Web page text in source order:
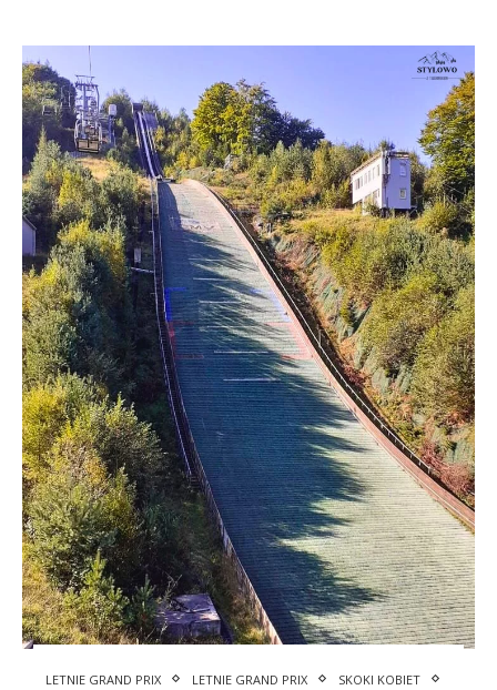
LETNIE GRAND PRIX LETNIE GRAND PRIX
SKOKI KOBIET